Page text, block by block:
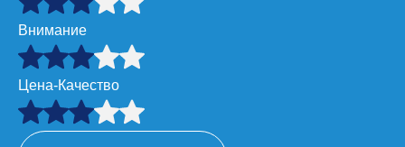
Внимание
Цена-Качество